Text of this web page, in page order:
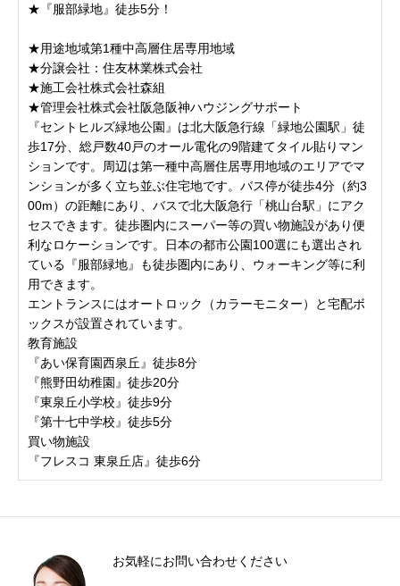
★『服部緑地』徒歩5分！
★用途地域第1種中高層住居専用地域
★分譲会社：住友林業株式会社
★施工会社株式会社森組
★管理会社株式会社阪急阪神ハウジングサポート
『セントヒルズ緑地公園』は北大阪急行線「緑地公園駅」徒
歩17分、総戸数40戸のオール電化の9階建てタイル貼りマン
ションです。周辺は第一種中高層住居専用地域のエリアでマ
ンションが多く立ち並ぶ住宅地です。バス停が徒歩4分（約3
00m）の距離にあり、バスで北大阪急行「桃山台駅」にアク
セスできます。徒歩圏内にスーパー等の買い物施設があり便
利なロケーションです。日本の都市公園100選にも選出され
ている『服部緑地』も徒歩圏内にあり、ウォーキング等に利
用できます。
エントランスにはオートロック（カラーモニター）と宅配ボ
ックスが設置されています。
教育施設
『あい保育園西泉丘』徒歩8分
『熊野田幼稚園』徒歩20分
『東泉丘小学校』徒歩9分
『第十七中学校』徒歩5分
買い物施設
『フレスコ 東泉丘店』徒歩6分
お気軽にお問い合わせください